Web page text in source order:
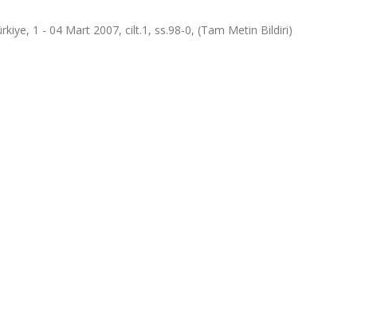
1 - 04 Mart 2007, cilt.1, ss.98-0, (Tam Metin Bildiri)